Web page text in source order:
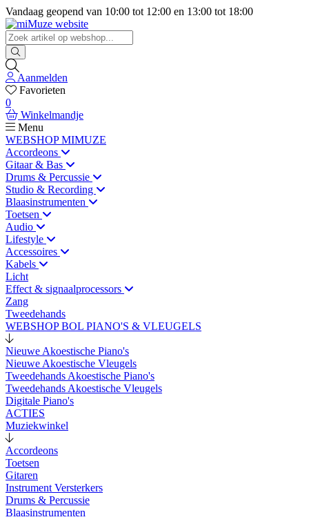
Vandaag geopend van 10:00 tot 12:00 en 13:00 tot 18:00
Aanmelden
Favorieten
0
Winkelmandje
Menu
WEBSHOP MIMUZE
Accordeons
Gitaar & Bas
Drums & Percussie
Studio & Recording
Blaasinstrumenten
Toetsen
Audio
Lifestyle
Accessoires
Kabels
Licht
Effect & signaalprocessors
Zang
Tweedehands
WEBSHOP BOL PIANO'S & VLEUGELS
Nieuwe Akoestische Piano's
Nieuwe Akoestische Vleugels
Tweedehands Akoestische Piano's
Tweedehands Akoestische Vleugels
Digitale Piano's
ACTIES
Muziekwinkel
Accordeons
Toetsen
Gitaren
Instrument Versterkers
Drums & Percussie
Blaasinstrumenten